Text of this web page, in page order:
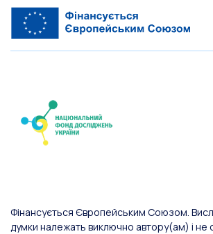
Фінансується Європейським Союзом.
думки належать виключно автору(ам) і не